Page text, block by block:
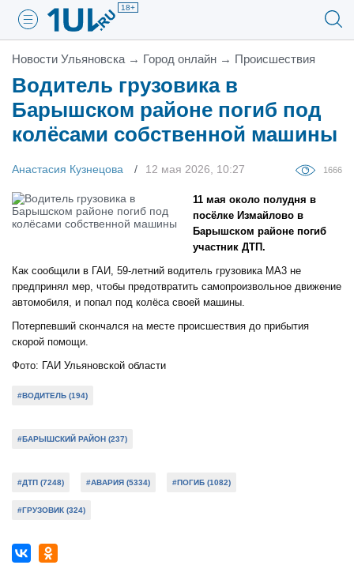
18+
Новости Ульяновска → Город онлайн → Проиcшествия
Водитель грузовика в
Барышском районе погиб под
колёсами собственной машины
Анастасия Кузнецова 12 мая 2026, 10:27 1666
11 мая около полудня в
посёлке Измайлово в
Барышском районе погиб
участник ДТП.
Как сообщили в ГАИ, 59-летний водитель грузовика МА3 не
предпринял мер, чтобы предотвратить самопроизвольное движение
автомобиля, и попал под колёса своей машины.
Потерпевший скончался на месте происшествия до прибытия
скорой помощи.
Фото: ГАИ Ульяновской области
#ВОДИТЕЛЬ (194)
#БАРЫШСКИЙ РАЙОН (237)
#ДТП (7248) #АВАРИЯ (5334) #ПОГИБ (1082)
#ГРУЗОВИК (324)